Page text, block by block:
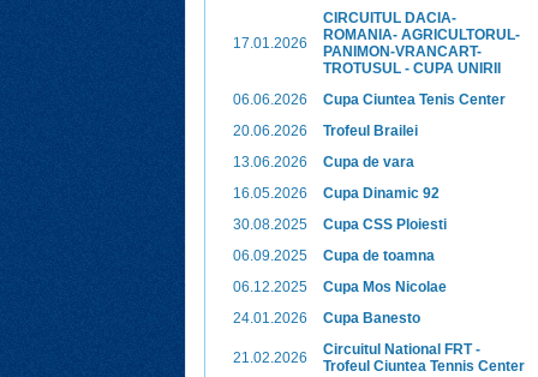
17.01.2026
CIRCUITUL DACIA-
ROMANIA- AGRICULTORUL-
PANIMON-VRANCART-
TROTUSUL - CUPA UNIRII
06.06.2026
Cupa Ciuntea Tenis Center
20.06.2026
Trofeul Brailei
13.06.2026
Cupa de vara
16.05.2026
Cupa Dinamic 92
30.08.2025
Cupa CSS Ploiesti
06.09.2025
Cupa de toamna
06.12.2025
Cupa Mos Nicolae
24.01.2026
Cupa Banesto
21.02.2026
Circuitul National FRT -
Trofeul Ciuntea Tennis Center